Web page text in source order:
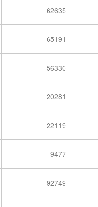
62635
65191
56330
20281
22119
9477
92749